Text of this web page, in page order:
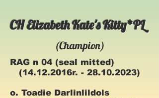
CH Elizabeth Kate's Kitty*PL
(Champion)
RAG n 04 (seal mitted)
(14.12.2016r. - 28.10.2023)
o. Toadie Darlinlildols